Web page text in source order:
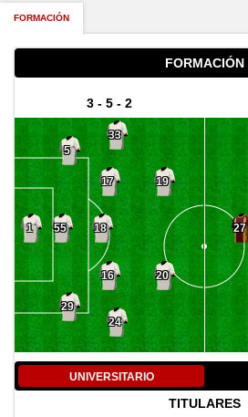
FORMACIÓN
FORMACIÓN
3 - 5 - 2
1
5
55
29
33
17
18
16
24
19
20
27
UNIVERSITARIO
TITULARES